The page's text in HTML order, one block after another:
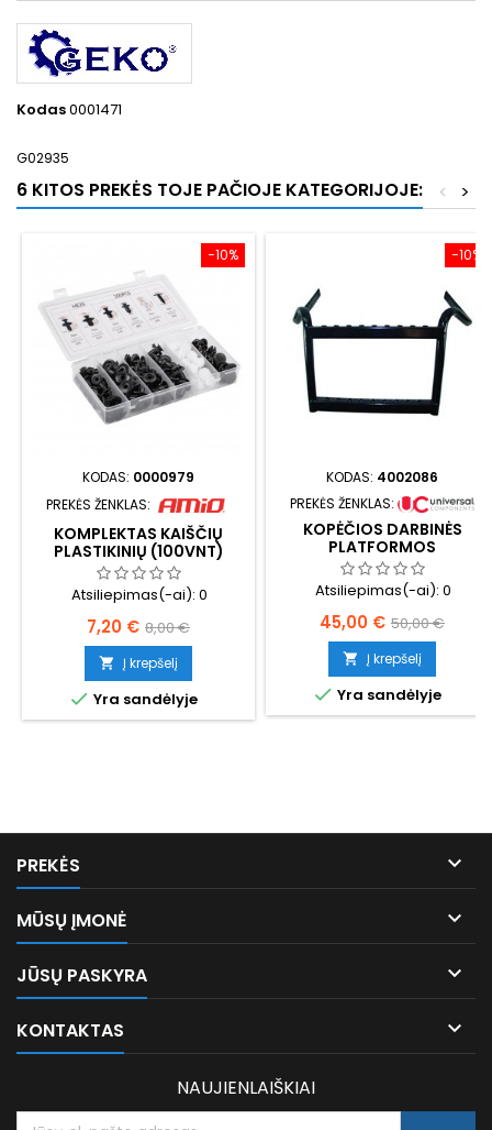
Kodas0001471
G02935
6 KITOS PREKĖS TOJE PAČIOJE KATEGORIJOJE: >
<
−10%
KODAS: 0000979
PREKĖS ŽENKLAS:
KOMPLEKTAS KAIŠČIŲ
PLASTIKINIŲ (100VNT)
Atsiliepimas(-ai): 0
Kaina
7,20 € Bazinė
kaina
8,00 €
 Į krepšelį
 Yra sandėlyje
−10%
KODAS: 4002086
PREKĖS ŽENKLAS:
KOPĖČIOS DARBINĖS
PLATFORMOS
Atsiliepimas(-ai): 0
Kaina
45,00 € Bazinė
kaina
50,00 €
 Į krepšelį
 Yra sandėlyje
PREKĖS 
MŪSŲ ĮMONĖ 
JŪSŲ PASKYRA 
KONTAKTAS 
NAUJIENLAIŠKIAI